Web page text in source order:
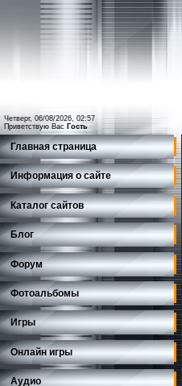
Четверг, 06/08/2026, 02:57
Приветствую Вас Гость
Главная страница
Информация о сайте
Каталог сайтов
Блог
Форум
Фотоальбомы
Игры
Онлайн игры
Аудио